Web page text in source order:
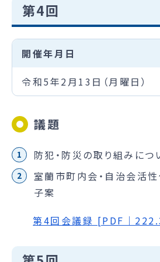
第4回
開催年月日
令和5年2月13日（月曜日）
議題
防犯・防災の取り組みにつ
室蘭市町内会・自治会活性
子案
第4回会議録 [PDF｜